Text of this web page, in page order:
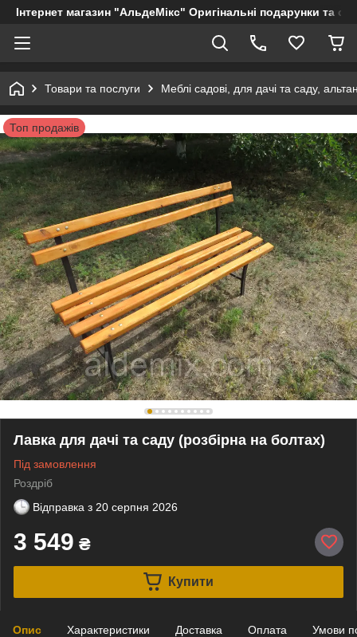
Інтернет магазин "АльдеМікс" Оригінальні подарунки та
Товари та послуги Меблі садові, для дачі та саду,
Топ продажів
Лавка для дачі та саду (розбірна на болтах)
Під замовлення
Роздріб
Відправка з 20 серпня 2026
3 549 ₴
Купити
Опис Характеристики Доставка Оплата Умови